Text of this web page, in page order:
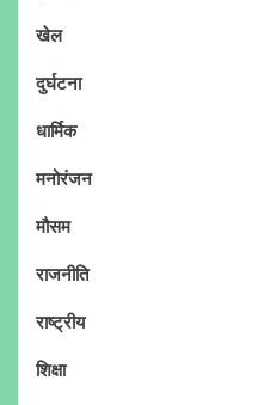
खेल
दुर्घटना
धार्मिक
मनोरंजन
मौसम
राजनीति
राष्ट्रीय
शिक्षा